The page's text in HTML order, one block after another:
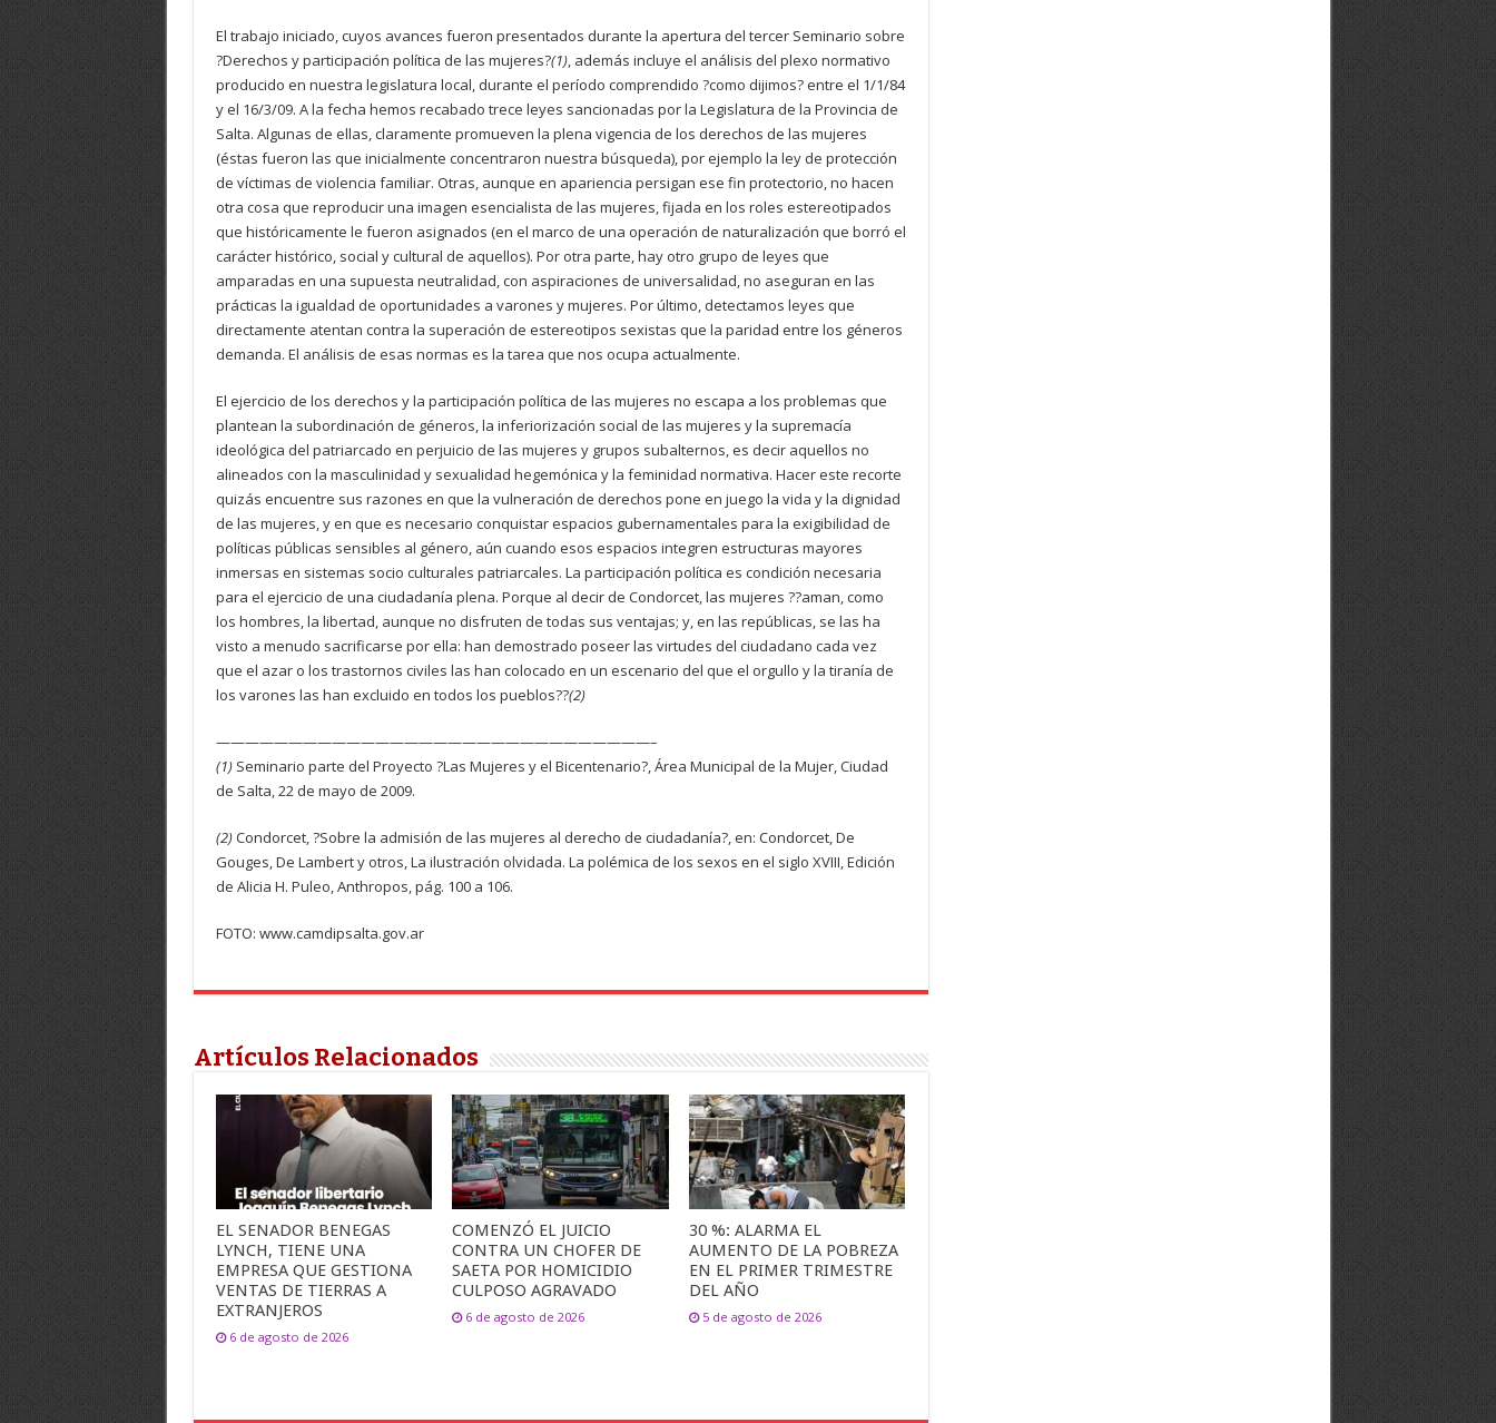
El trabajo iniciado, cuyos avances fueron presentados durante la apertura del tercer Seminario sobre
?Derechos y participación política de las mujeres?(1), además incluye el análisis del plexo normativo
producido en nuestra legislatura local, durante el período comprendido ?como dijimos? entre el 1/1/84
y el 16/3/09. A la fecha hemos recabado trece leyes sancionadas por la Legislatura de la Provincia de
Salta. Algunas de ellas, claramente promueven la plena vigencia de los derechos de las mujeres
(éstas fueron las que inicialmente concentraron nuestra búsqueda), por ejemplo la ley de protección
de víctimas de violencia familiar. Otras, aunque en apariencia persigan ese fin protectorio, no hacen
otra cosa que reproducir una imagen esencialista de las mujeres, fijada en los roles estereotipados
que históricamente le fueron asignados (en el marco de una operación de naturalización que borró el
carácter histórico, social y cultural de aquellos). Por otra parte, hay otro grupo de leyes que
amparadas en una supuesta neutralidad, con aspiraciones de universalidad, no aseguran en las
prácticas la igualdad de oportunidades a varones y mujeres. Por último, detectamos leyes que
directamente atentan contra la superación de estereotipos sexistas que la paridad entre los géneros
demanda. El análisis de esas normas es la tarea que nos ocupa actualmente.
El ejercicio de los derechos y la participación política de las mujeres no escapa a los problemas que
plantean la subordinación de géneros, la inferiorización social de las mujeres y la supremacía
ideológica del patriarcado en perjuicio de las mujeres y grupos subalternos, es decir aquellos no
alineados con la masculinidad y sexualidad hegemónica y la feminidad normativa. Hacer este recorte
quizás encuentre sus razones en que la vulneración de derechos pone en juego la vida y la dignidad
de las mujeres, y en que es necesario conquistar espacios gubernamentales para la exigibilidad de
políticas públicas sensibles al género, aún cuando esos espacios integren estructuras mayores
inmersas en sistemas socio culturales patriarcales. La participación política es condición necesaria
para el ejercicio de una ciudadanía plena. Porque al decir de Condorcet, las mujeres ??aman, como
los hombres, la libertad, aunque no disfruten de todas sus ventajas; y, en las repúblicas, se las ha
visto a menudo sacrificarse por ella: han demostrado poseer las virtudes del ciudadano cada vez
que el azar o los trastornos civiles las han colocado en un escenario del que el orgullo y la tiranía de
los varones las han excluido en todos los pueblos??(2)
——————————————————————————————–
(1)Seminario parte del Proyecto ?Las Mujeres y el Bicentenario?, Área Municipal de la Mujer, Ciudad
de Salta, 22 de mayo de 2009.
(2)Condorcet, ?Sobre la admisión de las mujeres al derecho de ciudadanía?, en: Condorcet, De
Gouges, De Lambert y otros, La ilustración olvidada. La polémica de los sexos en el siglo XVIII, Edición
de Alicia H. Puleo, Anthropos, pág. 100 a 106.
FOTO: www.camdipsalta.gov.ar
Artículos Relacionados
EL SENADOR BENEGAS
LYNCH, TIENE UNA
EMPRESA QUE GESTIONA
VENTAS DE TIERRAS A
EXTRANJEROS
6 de agosto de 2026
COMENZÓ EL JUICIO
CONTRA UN CHOFER DE
SAETA POR HOMICIDIO
CULPOSO AGRAVADO
6 de agosto de 2026
30 %: ALARMA EL
AUMENTO DE LA POBREZA
EN EL PRIMER TRIMESTRE
DEL AÑO
5 de agosto de 2026